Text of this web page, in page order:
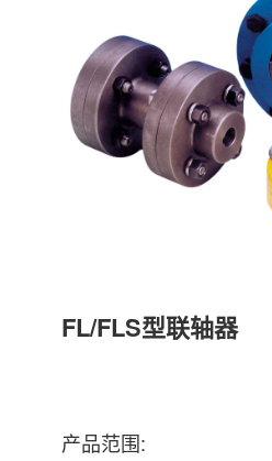
FL/FLS型联轴器
产品范围: